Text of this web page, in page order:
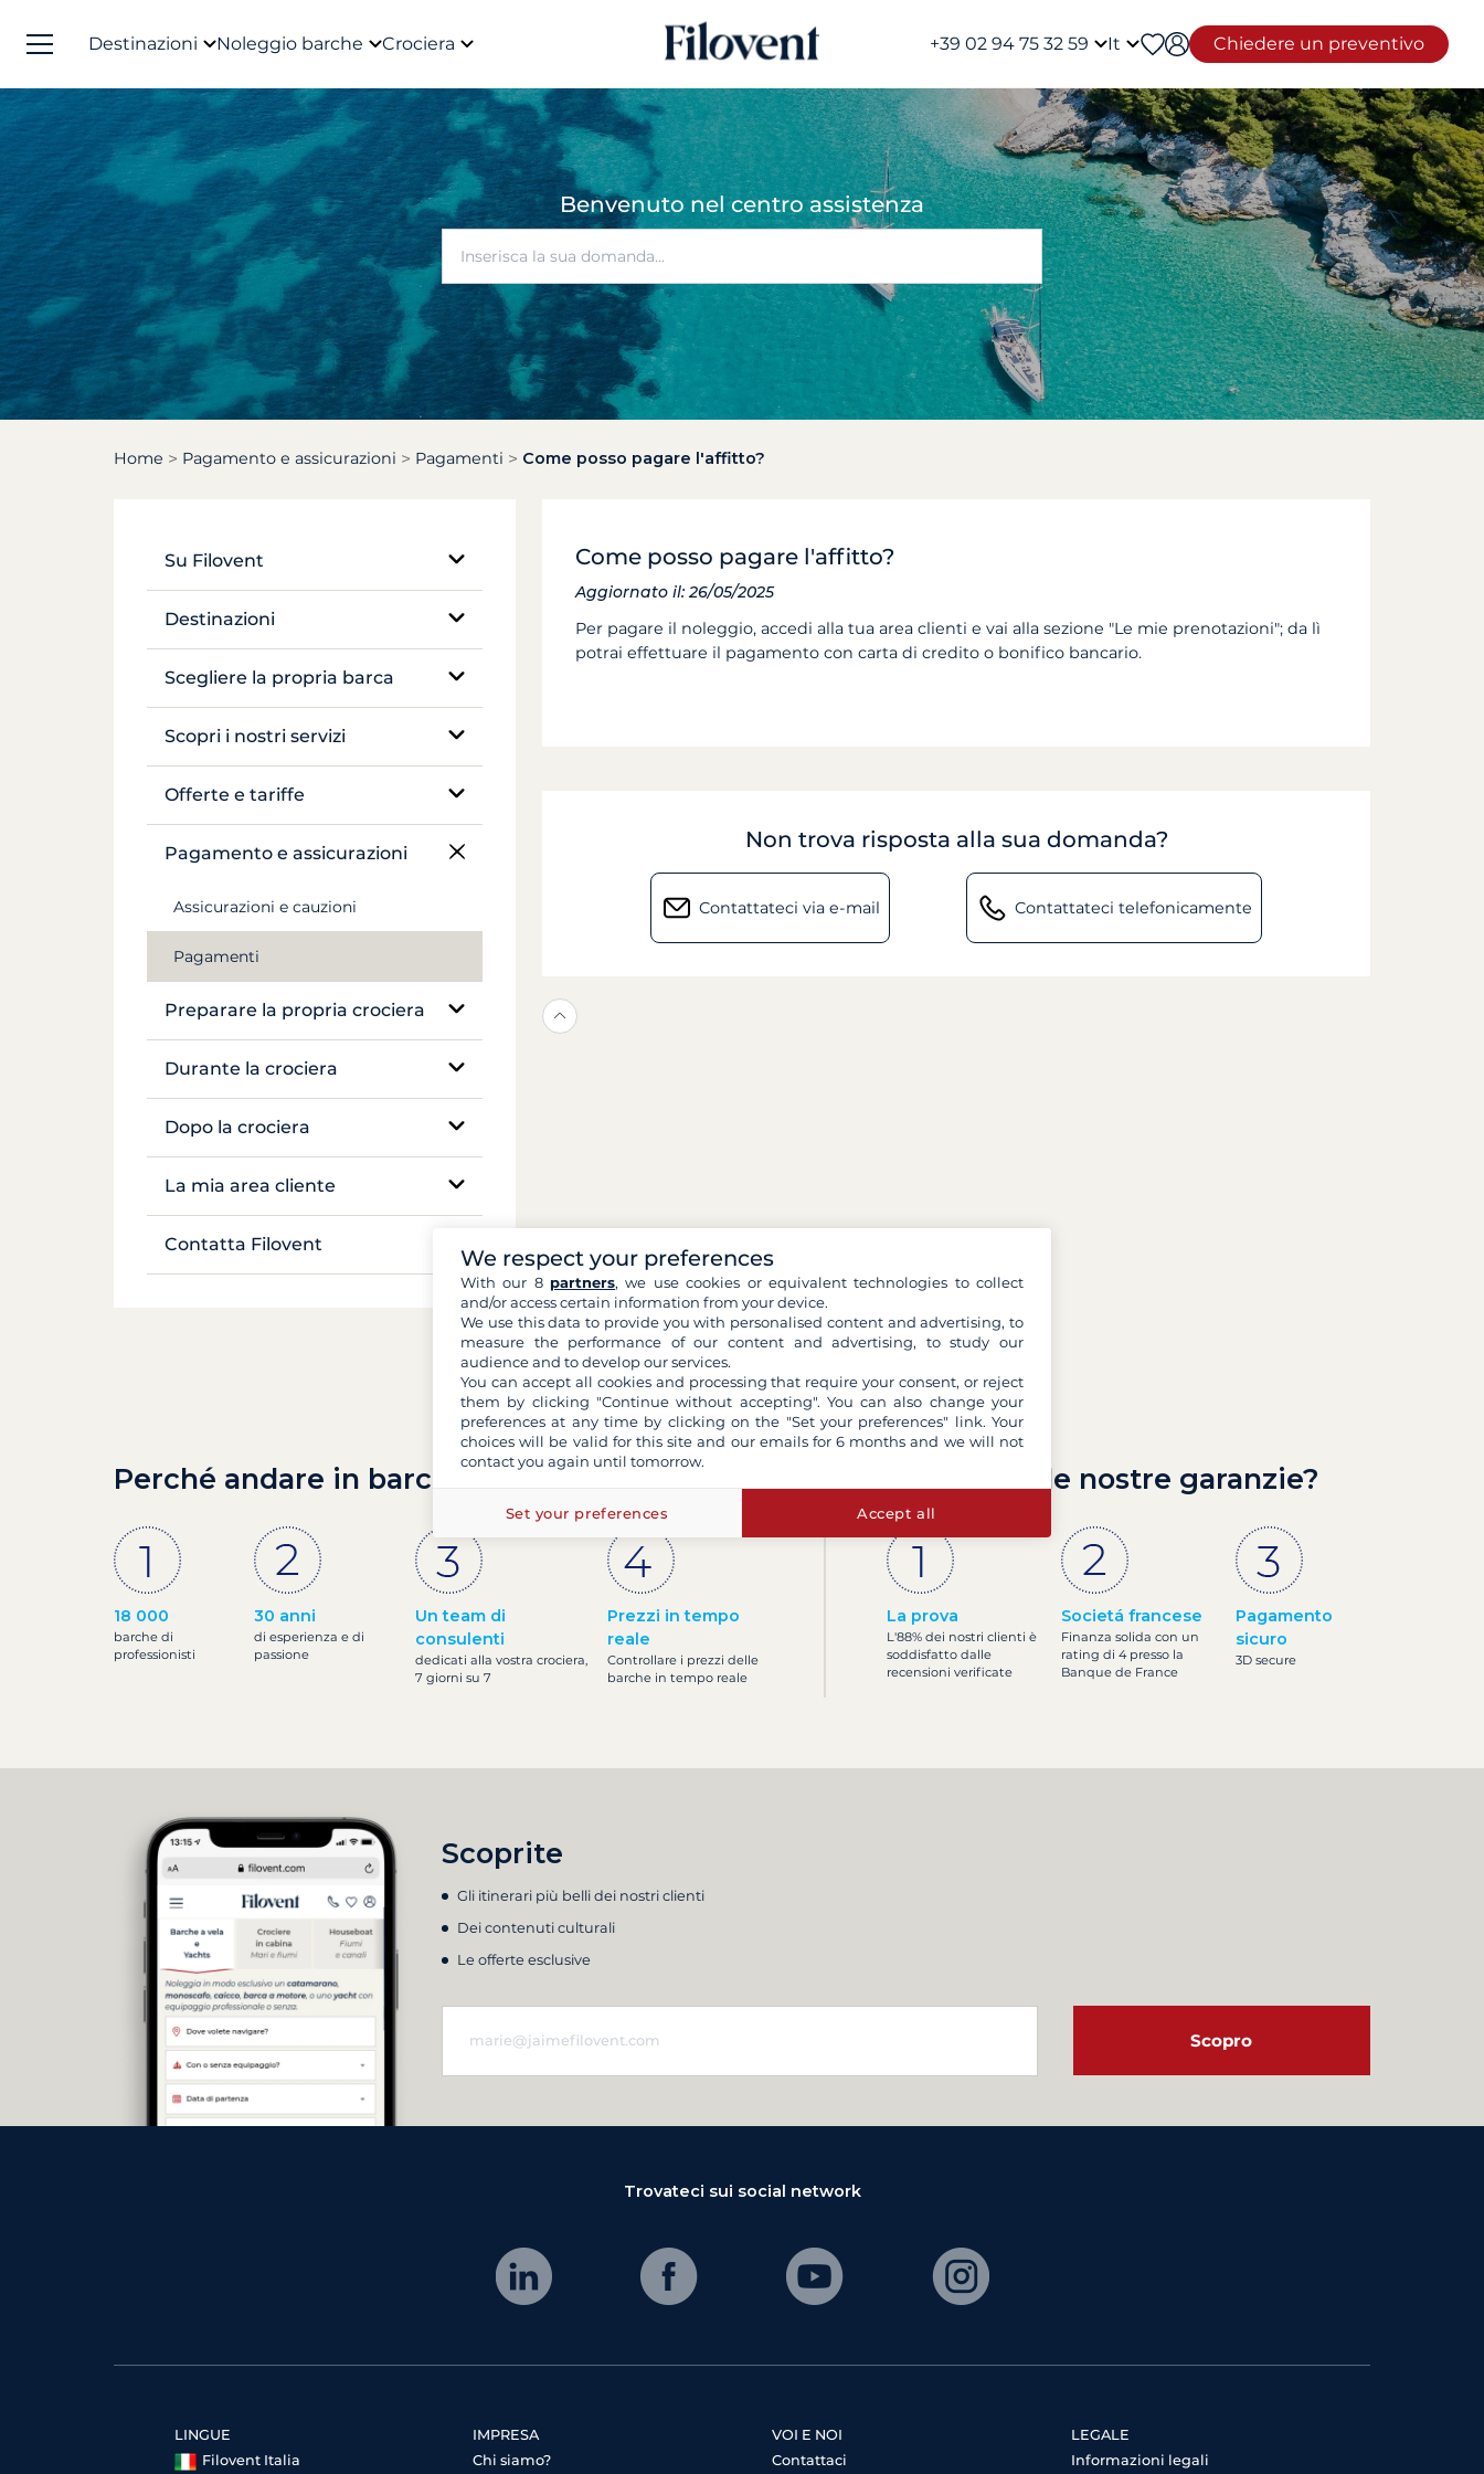
Destinazioni Noleggio barche Crociera +39 02 94 75 32 59 It Chiedere un preventivo
Benvenuto nel centro assistenza
Home Pagamento e assicurazioni Pagamenti Come posso pagare l'affitto?
Su Filovent
La nostra azienda
Destinazioni
Egitto
Grecia
Croazia
Seychelles
Mekong
Scegliere la propria barca
Veliero monoscafo
Barca tradizionale
Péniche e pénichette
Scopri i nostri servizi
Noleggio senza skipper
Crociera in cabina
Offerte e tariffe
Tariffazione
Pagamento e assicurazioni
Assicurazioni e cauzioni
Pagamenti
Preparare la propria crociera
Prenotazione e disponibilità
Documenti e formalità
Bagagli e attrezzature
Durante la crociera
Assistenza sul posto
Vita a bordo
Sicurezza a bordo
Dopo la crociera
Inventario
La mia area cliente
Gestire la mia prenotazione
Contatta Filovent
Come posso pagare l'affitto?
Aggiornato il: 26/05/2025
Per pagare il noleggio, accedi alla tua area clienti e vai alla sezione "Le mie prenotazioni"; da lì
potrai effettuare il pagamento con carta di credito o bonifico bancario.
Non trova risposta alla sua domanda?
Contattateci via e-mail Contattateci telefonicamente
Perché andare in barca con Filovent?
18 000
barche di
professionisti
30 anni
di esperienza e di
passione
Un team di
consulenti
dedicati alla vostra crociera,
7 giorni su 7
Prezzi in tempo
reale
Controllare i prezzi delle
barche in tempo reale
Quali sono le nostre garanzie?
La prova
L'88% dei nostri clienti è
soddisfatto dalle
recensioni verificate
Societá francese
Finanza solida con un
rating di 4 presso la
Banque de France
Pagamento
sicuro
3D secure
Scoprite
Gli itinerari più belli dei nostri clienti
Dei contenuti culturali
Le offerte esclusive
Scopro
Trovateci sui social network
LINGUE
Filovent Italia
IMPRESA
Chi siamo?
VOI E NOI
Contattaci
LEGALE
Informazioni legali
We respect your preferences
With our 8 partners, we use cookies or equivalent technologies to collect
and/or access certain information from your device.
We use this data to provide you with personalised content and advertising, to
measure the performance of our content and advertising, to study our
audience and to develop our services.
You can accept all cookies and processing that require your consent, or reject
them by clicking "Continue without accepting". You can also change your
preferences at any time by clicking on the "Set your preferences" link. Your
choices will be valid for this site and our emails for 6 months and we will not
contact you again until tomorrow.
Set your preferences Accept all